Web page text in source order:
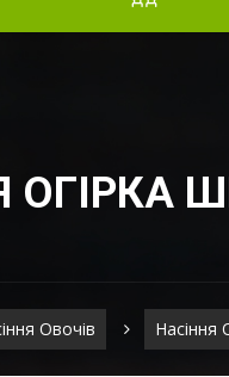
ОГІРКА
Овочів Насіння